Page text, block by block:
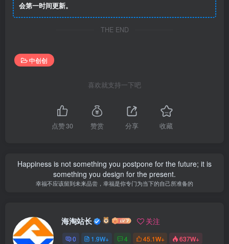
会第一时间更新。
THE END
中创创
喜欢就支持一下吧
点赞30 赞赏 分享 收藏
Happiness is not something you postpone for the future; it is
something you design for the present.
幸福不应该留到未来品尝，幸福是你专门为当下的自己所准备的
海淘站长 关注
0 1.9W+ 4 45.1W+ 637W+